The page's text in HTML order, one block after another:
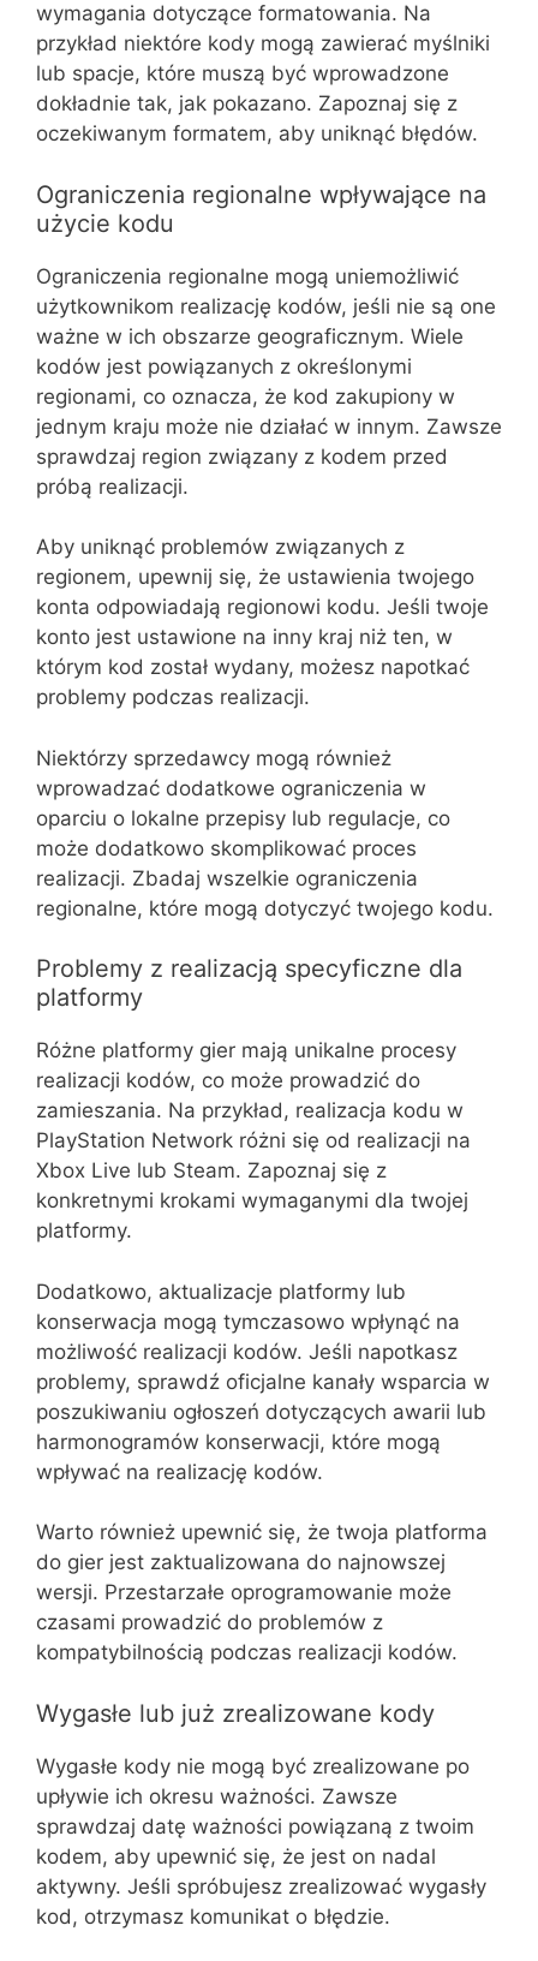
wymagania dotyczące formatowania. Na
przykład niektóre kody mogą zawierać myślniki
lub spacje, które muszą być wprowadzone
dokładnie tak, jak pokazano. Zapoznaj się z
oczekiwanym formatem, aby uniknąć błędów.
Ograniczenia regionalne wpływające na
użycie kodu
Ograniczenia regionalne mogą uniemożliwić
użytkownikom realizację kodów, jeśli nie są one
ważne w ich obszarze geograficznym. Wiele
kodów jest powiązanych z określonymi
regionami, co oznacza, że kod zakupiony w
jednym kraju może nie działać w innym. Zawsze
sprawdzaj region związany z kodem przed
próbą realizacji.
Aby uniknąć problemów związanych z
regionem, upewnij się, że ustawienia twojego
konta odpowiadają regionowi kodu. Jeśli twoje
konto jest ustawione na inny kraj niż ten, w
którym kod został wydany, możesz napotkać
problemy podczas realizacji.
Niektórzy sprzedawcy mogą również
wprowadzać dodatkowe ograniczenia w
oparciu o lokalne przepisy lub regulacje, co
może dodatkowo skomplikować proces
realizacji. Zbadaj wszelkie ograniczenia
regionalne, które mogą dotyczyć twojego kodu.
Problemy z realizacją specyficzne dla
platformy
Różne platformy gier mają unikalne procesy
realizacji kodów, co może prowadzić do
zamieszania. Na przykład, realizacja kodu w
PlayStation Network różni się od realizacji na
Xbox Live lub Steam. Zapoznaj się z
konkretnymi krokami wymaganymi dla twojej
platformy.
Dodatkowo, aktualizacje platformy lub
konserwacja mogą tymczasowo wpłynąć na
możliwość realizacji kodów. Jeśli napotkasz
problemy, sprawdź oficjalne kanały wsparcia w
poszukiwaniu ogłoszeń dotyczących awarii lub
harmonogramów konserwacji, które mogą
wpływać na realizację kodów.
Warto również upewnić się, że twoja platforma
do gier jest zaktualizowana do najnowszej
wersji. Przestarzałe oprogramowanie może
czasami prowadzić do problemów z
kompatybilnością podczas realizacji kodów.
Wygasłe lub już zrealizowane kody
Wygasłe kody nie mogą być zrealizowane po
upływie ich okresu ważności. Zawsze
sprawdzaj datę ważności powiązaną z twoim
kodem, aby upewnić się, że jest on nadal
aktywny. Jeśli spróbujesz zrealizować wygasły
kod, otrzymasz komunikat o błędzie.